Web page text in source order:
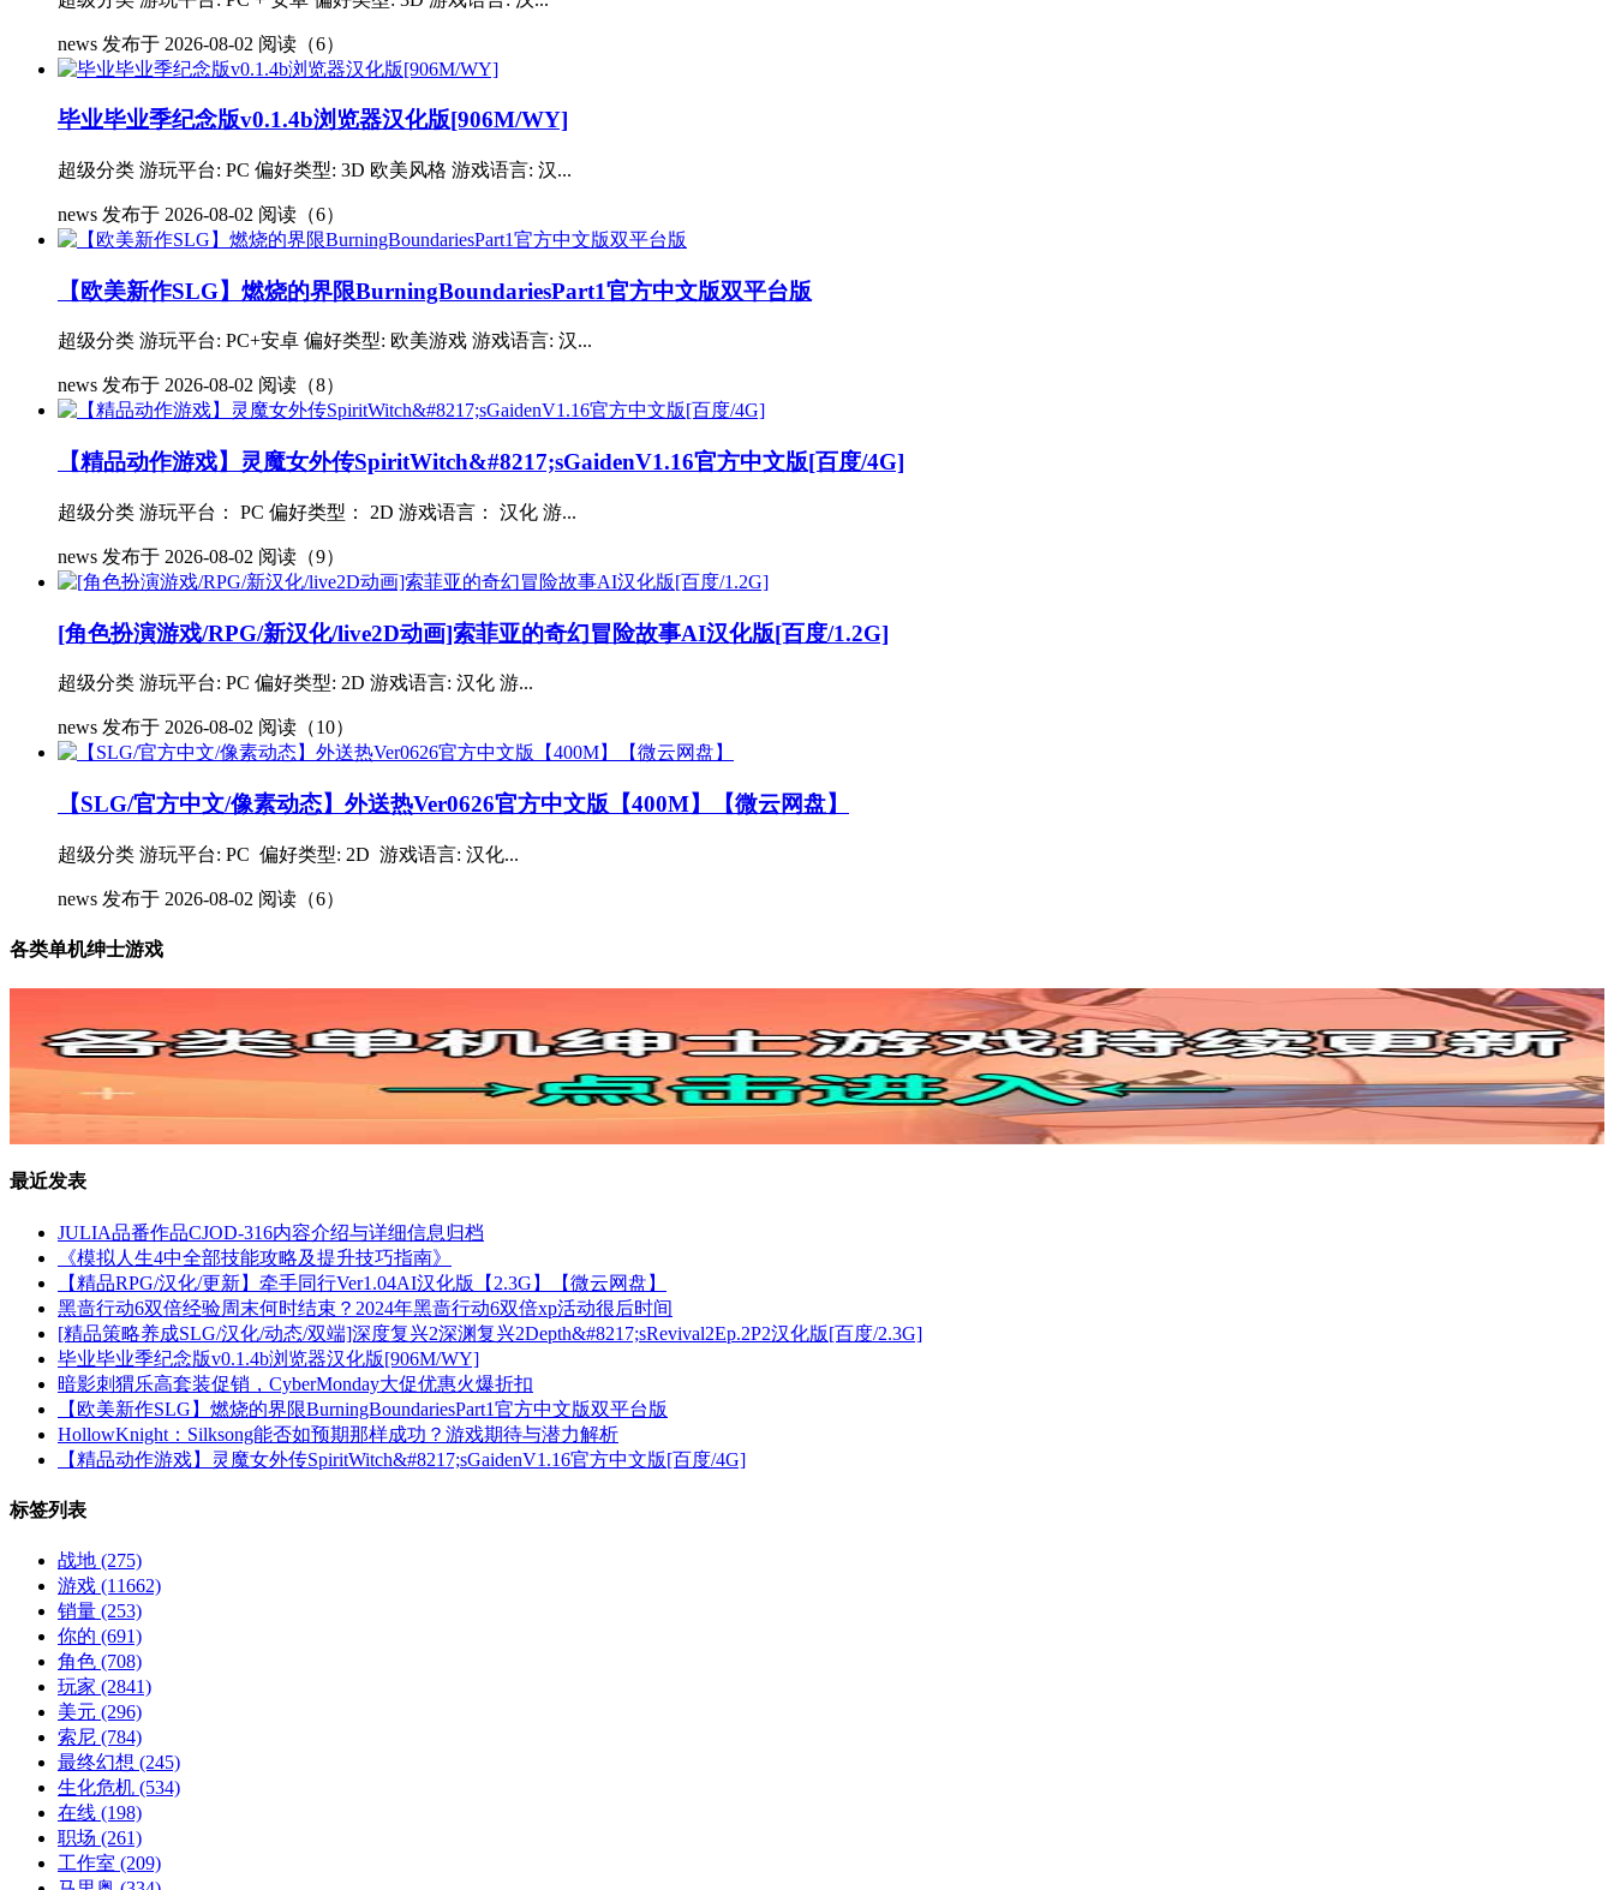
news 发布于 2026-08-02 阅读（6）
毕业毕业季纪念版v0.1.4b浏览器汉化版[906M/WY]
超级分类 游玩平台: PC 偏好类型: 3D 欧美风格 游戏语言: 汉...
news 发布于 2026-08-02 阅读（6）
【欧美新作SLG】燃烧的界限BurningBoundariesPart1官方中文版双平台版
超级分类 游玩平台: PC+安卓 偏好类型: 欧美游戏 游戏语言: 汉...
news 发布于 2026-08-02 阅读（8）
【精品动作游戏】灵魔女外传SpiritWitch&#8217;sGaidenV1.16官方中文版[百度/4G]
超级分类 游玩平台： PC 偏好类型： 2D 游戏语言： 汉化 游...
news 发布于 2026-08-02 阅读（9）
[角色扮演游戏/RPG/新汉化/live2D动画]索菲亚的奇幻冒险故事AI汉化版[百度/1.2G]
超级分类 游玩平台: PC 偏好类型: 2D 游戏语言: 汉化 游...
news 发布于 2026-08-02 阅读（10）
【SLG/官方中文/像素动态】外送热Ver0626官方中文版【400M】【微云网盘】
超级分类 游玩平台: PC 偏好类型: 2D 游戏语言: 汉化...
news 发布于 2026-08-02 阅读（6）
各类单机绅士游戏
最近发表
JULIA品番作品CJOD-316内容介绍与详细信息归档
《模拟人生4中全部技能攻略及提升技巧指南》
【精品RPG/汉化/更新】牵手同行Ver1.04AI汉化版【2.3G】【微云网盘】
黑啬行动6双倍经验周末何时结束？2024年黑啬行动6双倍xp活动很后时间
[精品策略养成SLG/汉化/动态/双端]深度复兴2深渊复兴2Depth&#8217;sRevival2Ep.2P2汉化版[百度/2.3G]
毕业毕业季纪念版v0.1.4b浏览器汉化版[906M/WY]
暗影刺猬乐高套装促销，CyberMonday大促优惠火爆折扣
【欧美新作SLG】燃烧的界限BurningBoundariesPart1官方中文版双平台版
HollowKnight：Silksong能否如预期那样成功？游戏期待与潜力解析
【精品动作游戏】灵魔女外传SpiritWitch&#8217;sGaidenV1.16官方中文版[百度/4G]
标签列表
战地 (275)
游戏 (11662)
销量 (253)
你的 (691)
角色 (708)
玩家 (2841)
美元 (296)
索尼 (784)
最终幻想 (245)
生化危机 (534)
在线 (198)
职场 (261)
工作室 (209)